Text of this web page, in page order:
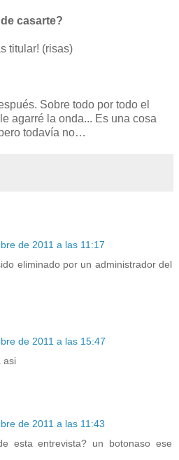
casarte?
titular! (risas)
Sobre todo por todo el
agarré la onda... Es una cosa
todavía no…
de 2011 a las 11:17
eliminado por un administrador del
de 2011 a las 15:47
asi
de 2011 a las 11:43
esta entrevista? un botonaso ese